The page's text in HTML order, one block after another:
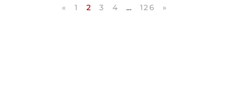
« 1 2 3 4 … 126 »